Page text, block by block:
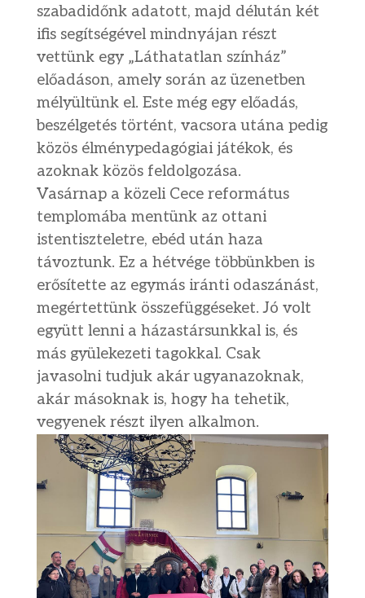
szabadidőnk adatott, majd délután két
ifis segítségével mindnyájan részt
vettünk egy „Láthatatlan színház”
előadáson, amely során az üzenetben
mélyültünk el. Este még egy előadás,
beszélgetés történt, vacsora utána pedig
közös élménypedagógiai játékok, és
azoknak közös feldolgozása.
Vasárnap a közeli Cece református
templomába mentünk az ottani
istentiszteletre, ebéd után haza
távoztunk. Ez a hétvége többünkben is
erősítette az egymás iránti odaszánást,
megértettünk összefüggéseket. Jó volt
együtt lenni a házastársunkkal is, és
más gyülekezeti tagokkal. Csak
javasolni tudjuk akár ugyanazoknak,
akár másoknak is, hogy ha tehetik,
vegyenek részt ilyen alkalmon.